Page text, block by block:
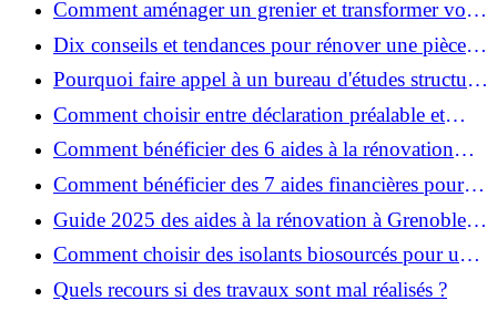
Comment aménager un grenier et transformer vos
combles en espace habitable ?
Dix conseils et tendances pour rénover une pièce
de la maison
Pourquoi faire appel à un bureau d'études structure
pour garantir la sécurité de vos rénovations ?
Comment choisir entre déclaration préalable et
permis de construire pour vos travaux ?
Comment bénéficier des 6 aides à la rénovation
énergétique à Grenoble ?
Comment bénéficier des 7 aides financières pour la
rénovation énergétique à Voiron ?
Guide 2025 des aides à la rénovation à Grenoble et
Voiron : MaPrimeRénov’, CEE, aides locales
Comment choisir des isolants biosourcés pour une
rénovation écologique ?
Quels recours si des travaux sont mal réalisés ?